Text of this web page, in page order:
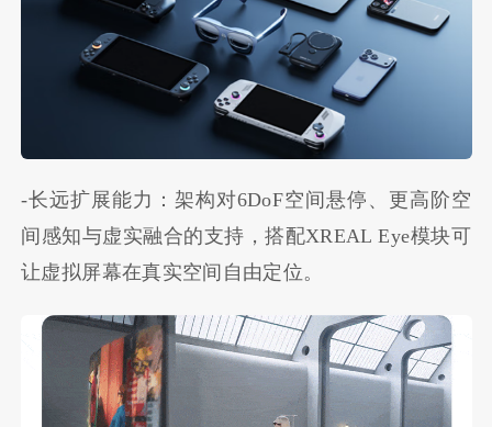
-长远扩展能力：架构对6DoF空间悬停、更高阶空
间感知与虚实融合的支持，搭配XREAL Eye模块可
让虚拟屏幕在真实空间自由定位。